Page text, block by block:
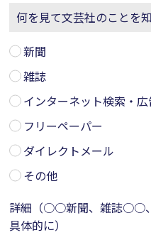
何を見て文芸社のことを
新聞
雑誌
インターネット検索・広
フリーペーパー
ダイレクトメール
その他
詳細（○○新聞、雑誌○○
具体的に）